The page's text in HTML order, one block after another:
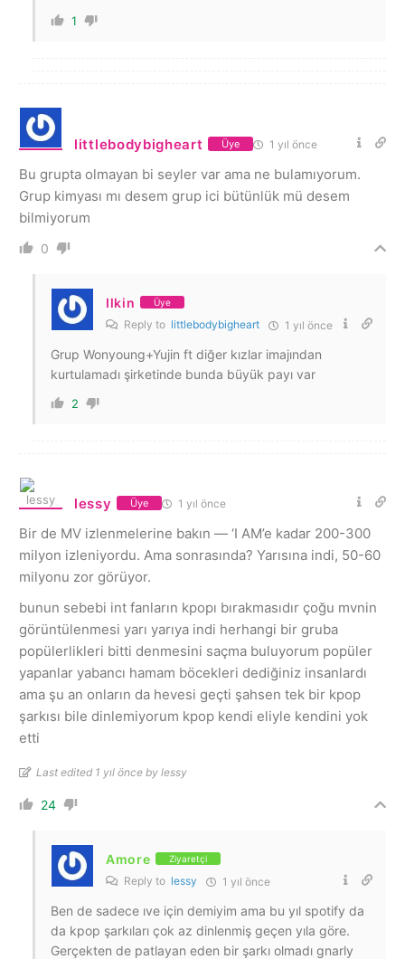
1
littlebodybigheart Üye 1 yıl önce
Bu grupta olmayan bi seyler var ama ne bulamıyorum.
Grup kimyası mı desem grup ici bütünlük mü desem
bilmiyorum
0
Ilkin Üye
Reply to littlebodybigheart 1 yıl önce
Grup Wonyoung+Yujin ft diğer kızlar imajından
kurtulamadı şirketinde bunda büyük payı var
2
lessy Üye 1 yıl önce
Bir de MV izlenmelerine bakın — ‘I AM’e kadar 200-300
milyon izleniyordu. Ama sonrasında? Yarısına indi, 50-60
milyonu zor görüyor.
bunun sebebi int fanların kpopı bırakmasıdır çoğu mvnin
görüntülenmesi yarı yarıya indi herhangi bir gruba
popülerlikleri bitti denmesini saçma buluyorum popüler
yapanlar yabancı hamam böcekleri dediğiniz insanlardı
ama şu an onların da hevesi geçti şahsen tek bir kpop
şarkısı bile dinlemiyorum kpop kendi eliyle kendini yok
etti
Last edited 1 yıl önce by lessy
24
Amore Ziyaretçi
Reply to lessy 1 yıl önce
Ben de sadece ıve için demiyim ama bu yıl spotify da
da kpop şarkıları çok az dinlenmiş geçen yıla göre.
Gerçekten de patlayan eden bir şarkı olmadı gnarly